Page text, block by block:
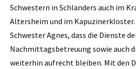
Schwestern in Schlanders auch im
Altersheim und im
Schwester Agnes, dass die Dienste
Nachmittagsbetreuung sowie auch
weiterhin aufrecht bleiben. Mit den